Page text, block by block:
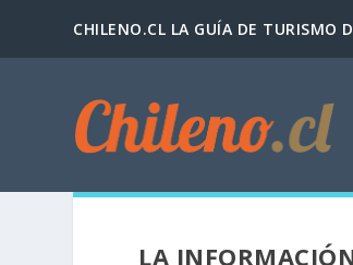
CHILENO.CL LA GUÍA DE TURISMO
LA